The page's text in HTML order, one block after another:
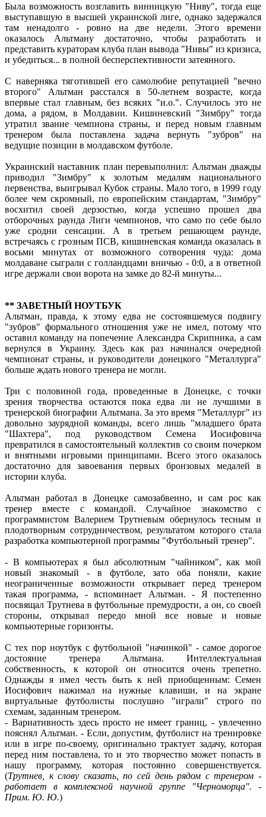
Была возможность возглавить винницкую "Ниву", тогда еще
выступавшую в высшей украинской лиге, однако задержался
там ненадолго - ровно на две недели. Этого времени
оказалось Альтману достаточно, чтобы разработать и
представить кураторам клуба план вывода "Нивы" из кризиса,
и убедиться... в полной бесперспективности затеянного.
С наверняка тяготившей его самолюбие репутацией "вечно
второго" Альтман расстался в 50-летнем возрасте, когда
впервые стал главным, без всяких "и.о.". Случилось это не
дома, а рядом, в Молдавии. Кишиневский "Зимбру" тогда
утратил звание чемпиона страны, и перед новым главным
тренером была поставлена задача вернуть "зубров" на
ведущие позиции в молдавском футболе.
Украинский наставник план перевыполнил: Альтман дважды
приводил "Зимбру" к золотым медалям национального
первенства, выигрывал Кубок страны. Мало того, в 1999 году
более чем скромный, по европейским стандартам, "Зимбру"
восхитил своей дерзостью, когда успешно прошел два
отборочных раунда Лиги чемпионов, что само по себе было
уже сродни сенсации. А в третьем решающем раунде,
встречаясь с грозным ПСВ, кишиневская команда оказалась в
восьми минутах от возможного сотворения чуда: дома
молдаване сыграли с голландцами вничью - 0:0, а в ответной
игре держали свои ворота на замке до 82-й минуты...
** ЗАВЕТНЫЙ НОУТБУК
Альтман, правда, к этому едва не состоявшемуся подвигу
"зубров" формального отношения уже не имел, потому что
оставил команду на попечение Александра Скрипника, а сам
вернулся в Украину. Здесь как раз начинался очередной
чемпионат страны, и руководители донецкого "Металлурга"
больше ждать нового тренера не могли.
Три с половиной года, проведенные в Донецке, с точки
зрения творчества остаются пока едва ли не лучшими в
тренерской биографии Альтмана. За это время "Металлург" из
довольно заурядной команды, всего лишь "младшего брата
"Шахтера", под руководством Семена Иосифовича
превратился в самостоятельный коллектив со своим почерком
и внятными игровыми принципами. Всего этого оказалось
достаточно для завоевания первых бронзовых медалей в
истории клуба.
Альтман работал в Донецке самозабвенно, и сам рос как
тренер вместе с командой. Случайное знакомство с
программистом Валерием Трутневым обернулось тесным и
плодотворным сотрудничеством, результатом которого стала
разработка компьютерной программы "Футбольный тренер".
- В компьютерах я был абсолютным "чайником", как мой
новый знакомый - в футболе, зато оба поняли, какие
неограниченные возможности открывает перед тренером
такая программа, - вспоминает Альтман. - Я постепенно
посвящал Трутнева в футбольные премудрости, а он, со своей
стороны, открывал передо мной все новые и новые
компьютерные горизонты.
С тех пор ноутбук с футбольной "начинкой" - самое дорогое
достояние тренера Альтмана. Интеллектуальная
собственность, к которой он относится очень трепетно.
Однажды я имел честь быть к ней приобщенным: Семен
Иосифович нажимал на нужные клавиши, и на экране
виртуальные футболисты послушно "играли" строго по
схемам, заданным тренером.
- Вариативность здесь просто не имеет границ, - увлеченно
пояснял Альтман. - Если, допустим, футболист на тренировке
или в игре по-своему, оригинально трактует задачу, которая
перед ним поставлена, то и это творчество может попасть в
нашу программу, которая постоянно совершенствуется.
(Трутнев, к слову сказать, по сей день рядом с тренером -
работает в комплексной научной группе "Черноморца". -
Прим. Ю. Ю.)